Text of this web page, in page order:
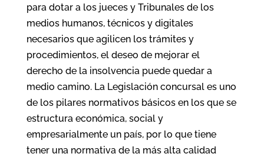
para dotar a los jueces y Tribunales de los
medios humanos, técnicos y digitales
necesarios que agilicen los trámites y
procedimientos, el deseo de mejorar el
derecho de la insolvencia puede quedar a
medio camino. La Legislación concursal es uno
de los pilares normativos básicos en los que se
estructura económica, social y
empresarialmente un país, por lo que tiene
tener una normativa de la más alta calidad